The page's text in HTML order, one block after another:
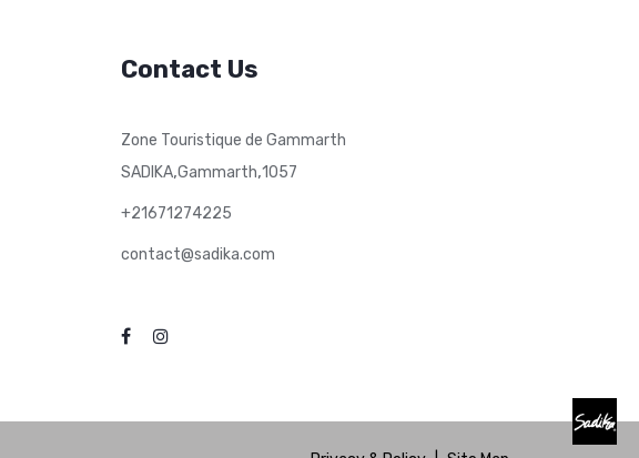
Contact Us
Zone Touristique de Gammarth
SADIKA,Gammarth,1057
+21671274225
contact@sadika.com